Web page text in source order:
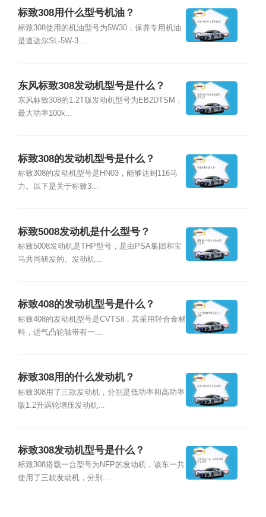
标致308用什么型号机油？
标致308使用的机油型号为5W30，保养专用机油
是道达尔SL-5W-3...
东风标致308发动机型号是什么？
东风标致308的1.2T版发动机型号为EB2DTSM，
最大功率100k...
标致308的发动机型号是什么？
标致308的发动机型号是HN03，能够达到116马
力。以下是关于标致3...
标致5008发动机是什么型号？
标致5008发动机是THP型号，是由PSA集团和宝
马共同研发的。发动机...
标致408的发动机型号是什么？
标致408的发动机型号是CVTSⅡ，其采用轻合金材
料，进气凸轮轴带有一...
标致308用的什么发动机？
标致308用了三款发动机，分别是低功率和高功率
版1.2升涡轮增压发动机...
标致308发动机型号是什么？
标致308搭载一台型号为NFP的发动机，该车一共
使用了三款发动机，分别...